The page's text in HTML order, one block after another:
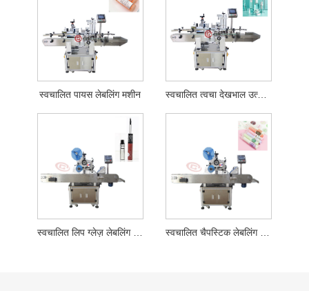
स्वचालित पायस लेबलिंग मशीन स्वचालित त्वचा देखभाल उत्पाद लेबलिंग मशीन
स्वचालित लिप ग्लेज़ लेबलिंग मशीन स्वचालित चैपस्टिक लेबलिंग मशीन